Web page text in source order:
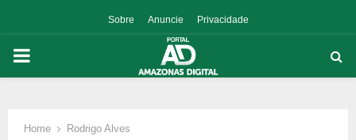
Sobre Anuncie Privacidade
PRIMARY
Home Rodrigo Alves